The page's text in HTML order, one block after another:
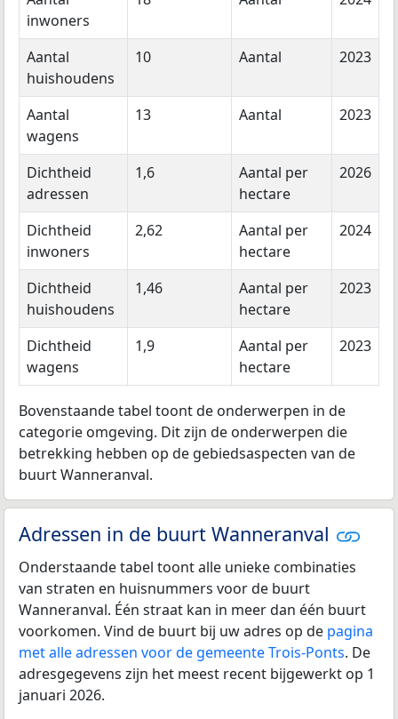
inwoners
Aantal
huishoudens
10 Aantal 2023
Aantal
wagens
13 Aantal 2023
Dichtheid
adressen
1,6
Aantal per
hectare
2026
Dichtheid
inwoners
2,62
Aantal per
hectare
2024
Dichtheid
huishoudens
1,46
Aantal per
hectare
2023
Dichtheid
wagens
1,9
Aantal per
hectare
2023
Bovenstaande tabel toont de onderwerpen in de
categorie omgeving. Dit zijn de onderwerpen die
betrekking hebben op de gebiedsaspecten van de
buurt Wanneranval.
Adressen in de buurt Wanneranval
Onderstaande tabel toont alle unieke combinaties
van straten en huisnummers voor de buurt
Wanneranval. Één straat kan in meer dan één buurt
voorkomen. Vind de buurt bij uw adres op de pagina
met alle adressen voor de gemeente Trois-Ponts. De
adresgegevens zijn het meest recent bijgewerkt op 1
januari 2026.